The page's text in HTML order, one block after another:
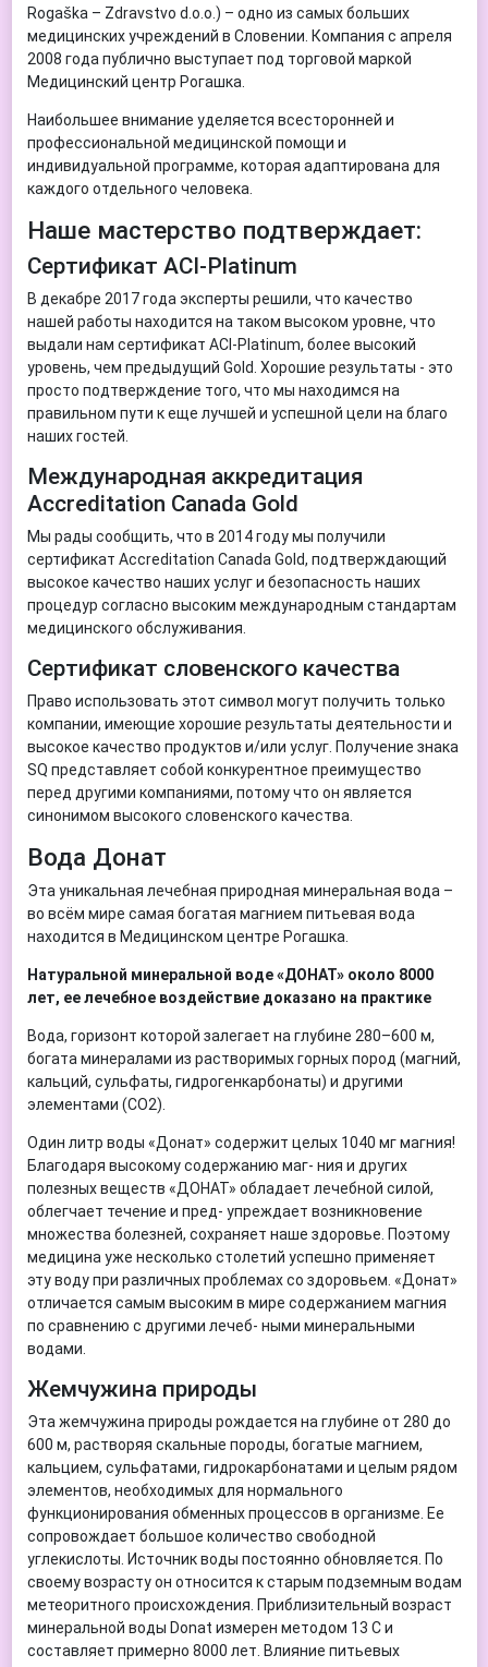
Rogaška – Zdravstvo d.o.o.) – одно из самых больших
медицинских учреждений в Словении. Компания с апреля
2008 года публично выступает под торговой маркой
Медицинский центр Рогашка.
Наибольшее внимание уделяется всесторонней и
профессиональной медицинской помощи и
индивидуальной программе, которая адаптирована для
каждого отдельного человека.
Наше мастерство подтверждает:
Cертификат ACI-Platinum
В декабре 2017 года эксперты решили, что качество
нашей работы находится на таком высоком уровне, что
выдали нам сертификат ACI-Platinum, более высокий
уровень, чем предыдущий Gold. Хорошие результаты - это
просто подтверждение того, что мы находимся на
правильном пути к еще лучшей и успешной цели на благо
наших гостей.
Международная аккредитация
Accreditation Canada Gold
Мы рады сообщить, что в 2014 году мы получили
сертификат Accreditation Canada Gold, подтверждающий
высокое качество наших услуг и безопасность наших
процедур согласно высоким международным стандартам
медицинского обслуживания.
Cертификат словенского качества
Право использовать этот символ могут получить только
компании, имеющие хорошие результаты деятельности и
высокое качество продуктов и/или услуг. Получение знака
SQ представляет собой конкурентное преимущество
перед другими компаниями, потому что он является
синонимом высокого словенского качества.
Вода Донат
Эта уникальная лечебная природная минеральная вода –
во всём мире самая богатая магнием питьевая вода
находится в Медицинском центре Рогашка.
Натуральной минеральной воде «ДОНАТ» около 8000
лет, ее лечебное воздействие доказано на практике
Вода, горизонт которой залегает на глубине 280–600 м,
богата минералами из растворимых горных пород (магний,
кальций, сульфаты, гидрогенкарбонаты) и другими
элементами (CO2).
Один литр воды «Донат» содержит целых 1040 мг магния!
Благодаря высокому содержанию маг- ния и других
полезных веществ «ДОНАТ» обладает лечебной силой,
облегчает течение и пред- упреждает возникновение
множества болезней, сохраняет наше здоровье. Поэтому
медицина уже несколько столетий успешно применяет
эту воду при различных проблемах со здоровьем. «Донат»
отличается самым высоким в мире содержанием магния
по сравнению с другими лечеб- ными минеральными
водами.
Жемчужина природы
Эта жемчужина природы рождается на глубине от 280 до
600 м, растворяя скальные породы, богатые магнием,
кальцием, сульфатами, гидрокарбонатами и целым рядом
элементов, необходимых для нормального
функционирования обменных процессов в организме. Ее
сопровождает большое количество свободной
углекислоты. Источник воды постоянно обновляется. По
своему возрасту он относится к старым подземным водам
метеоритного происхождения. Приблизительный возраст
минеральной воды Donat измерен методом 13 C и
составляет примерно 8000 лет. Влияние питьевых